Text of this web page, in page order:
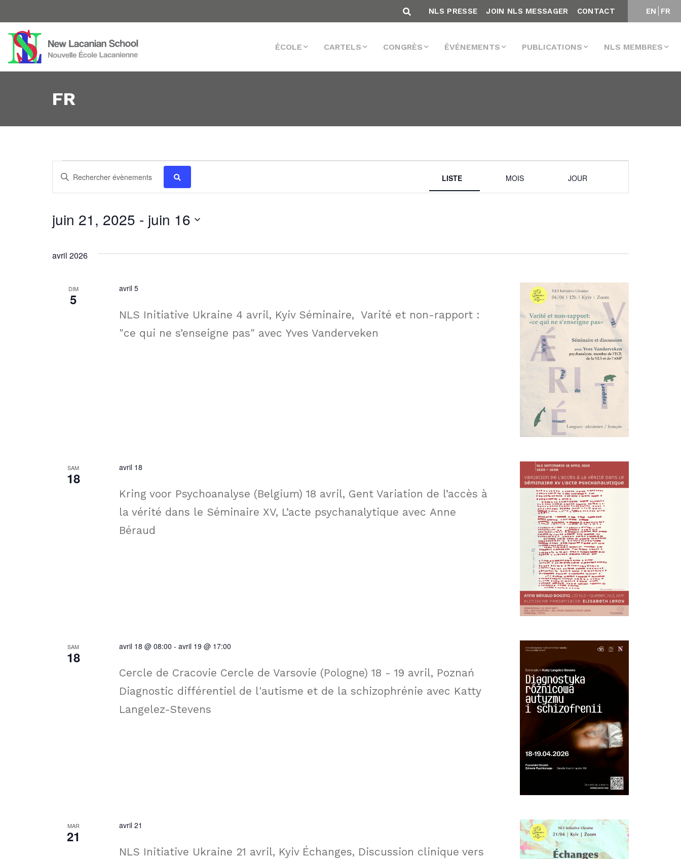
EN FR
NLS PRESSE JOIN NLS MESSAGER CONTACT
ÉCOLE CARTELS CONGRÈS ÉVÉNEMENTS PUBLICATIONS NLS MEMBRES
FR
Évènements
Recherche
et
navigation
vues
Évènements
Saisir
Évènements
clé.
LISTE MOIS JOUR
Aujourd’hui
juin 21, 2025 - juin 16
date.
avril 2026
DIM
5
avril 5
NLS Initiative Ukraine 4 avril, Kyiv Séminaire, Varité et non-rapport :
"ce qui ne s’enseigne pas" avec Yves Vanderveken ­
SAM
18
avril 18
Kring voor Psychoanalyse (Belgium) 18 avril, Gent Variation de l’accès à
la vérité dans le Séminaire XV, L’acte psychanalytique avec Anne
Béraud
SAM
18
avril 18 @ 08:00 - avril 19 @ 17:00
Cercle de Cracovie Cercle de Varsovie (Pologne) 18 - 19 avril, Poznań
Diagnostic différentiel de l'autisme et de la schizophrénie avec Katty
Langelez-Stevens
MAR
21
avril 21
NLS Initiative Ukraine 21 avril, Kyiv Échanges, Discussion clinique vers